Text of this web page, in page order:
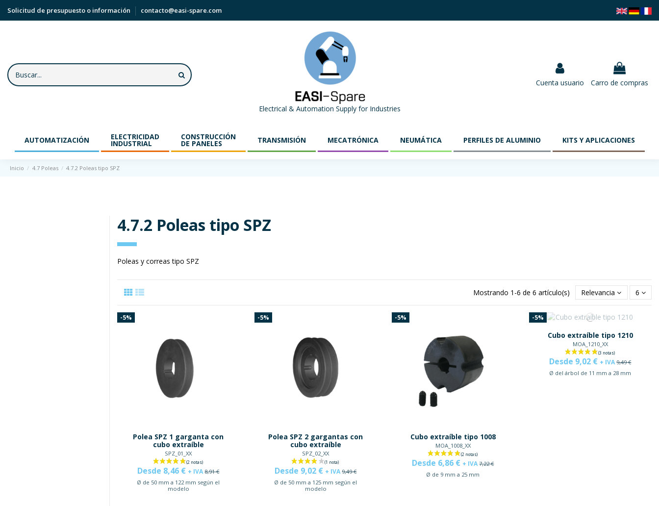
Solicitud de presupuesto o información contacto@easi-spare.com
Electrical & Automation Supply for Industries
Cuenta usuario Carro de compras
AUTOMATIZACIÓN ELECTRICIDAD
INDUSTRIAL
CONSTRUCCIÓN
DE PANELES TRANSMISIÓN MECATRÓNICA NEUMÁTICA PERFILES DE ALUMINIO KITS Y APLICACIONES
Inicio 4.7 Poleas 4.7.2 Poleas tipo SPZ
4.7.2 Poleas tipo SPZ
Poleas y correas tipo SPZ
Mostrando 1-6 de 6 artículo(s) Relevancia 6
-5%
Polea SPZ 1 garganta con
cubo extraíble
SPZ_01_XX
Desde 8,46 € + IVA8,91 €
Ø de 50 mm a 122 mm según el
modelo
-5%
Polea SPZ 2 gargantas con
cubo extraíble
SPZ_02_XX
Desde 9,02 € + IVA9,49 €
Ø de 50 mm a 125 mm según el
modelo
-5%
Cubo extraíble tipo 1008
MOA_1008_XX
Desde 6,86 € + IVA7,22 €
Ø de 9 mm a 25 mm
-5%
Cubo extraíble tipo 1210
MOA_1210_XX
Desde 9,02 € + IVA9,49 €
Ø del árbol de 11 mm a 28 mm